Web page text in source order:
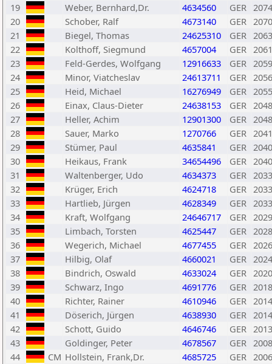
19
Weber, Bernhard,Dr. 4634560 GER 2074
20
Schober, Ralf 4673140 GER 2070
21
Biegel, Thomas 24625310 GER 2063
22
Kolthoff, Siegmund 4657004 GER 2061
23
Feld-Gerdes, Wolfgang 12916633 GER 2059
24
Minor, Viatcheslav 24613711 GER 2056
25
Heid, Michael 16276949 GER 2055
26
Einax, Claus-Dieter 24638153 GER 2048
27
Heller, Achim 12901300 GER 2048
28
Sauer, Marko 1270766 GER 2041
29
Stümer, Paul 4635841 GER 2040
30
Heikaus, Frank 34654496 GER 2040
31
Waltenberger, Udo 4634373 GER 2033
32
Krüger, Erich 4624718 GER 2033
33
Hartlieb, Jürgen 4628349 GER 2033
34
Kraft, Wolfgang 24646717 GER 2029
35
Limbach, Torsten 4625447 GER 2028
36
Wegerich, Michael 4677455 GER 2026
37
Hilbig, Olaf 4660021 GER 2024
38
Bindrich, Oswald 4633024 GER 2020
39
Schwarz, Ingo 4691776 GER 2018
40
Richter, Rainer 4610946 GER 2014
41
Döserich, Jürgen 4638930 GER 2014
42
Schott, Guido 4646746 GER 2013
43
Goldinger, Peter 4678567 GER 2008
44
CM Hollstein, Frank,Dr. 4685725 GER 2006